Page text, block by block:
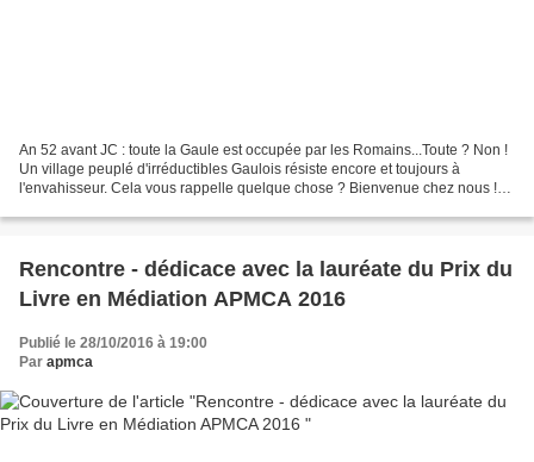
An 52 avant JC : toute la Gaule est occupée par les Romains...Toute ? Non !
Un village peuplé d'irréductibles Gaulois résiste encore et toujours à
l'envahisseur. Cela vous rappelle quelque chose ? Bienvenue chez nous !
Rencontre - dédicace avec la lauréate du Prix du
Livre en Médiation APMCA 2016
Publié le 28/10/2016 à 19:00
Par apmca